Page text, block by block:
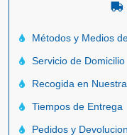
Métodos y Medios
Servicio de Domicilio
Recogida en
Tiempos de Entrega
Pedidos y